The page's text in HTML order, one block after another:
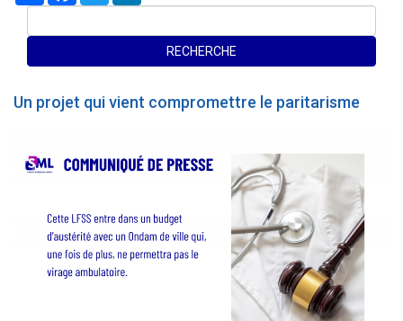
Un projet qui vient compromettre le paritarisme